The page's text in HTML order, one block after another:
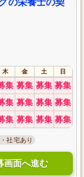
木 金 土 日
集 募集 募集 募集
集 募集 募集 募集
集 募集 募集 募集
社宅あり
画面へ進む